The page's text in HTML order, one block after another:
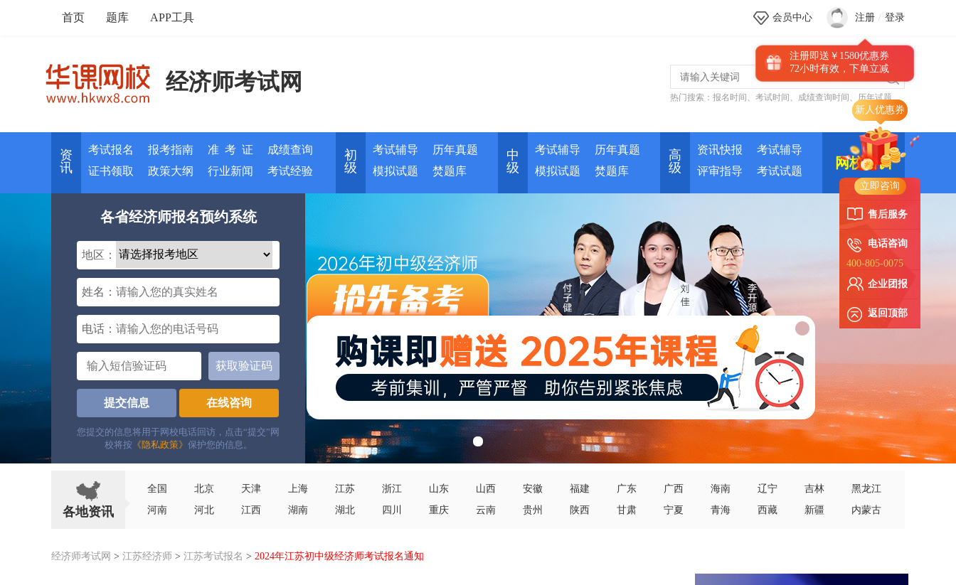
立即咨询
售后服务
电话咨询
400-805-0075
企业团报
返回顶部
首页 题库 APP工具 会员中心 注册 / 登录
注册即送￥1580优惠券
72小时有效，下单立减
经济师考试网
热门搜索： 报名时间 、 考试时间 、 成绩查询时间 、 历年试题
资
讯
考试报名 报考指南 准 考 证
成绩查询
证书领取
政策大纲 行业新闻 考试经验
初
级
考试辅导
历年真题
模拟试题
焚题库
中
级
考试辅导
历年真题
模拟试题
焚题库
高
级
资讯快报
考试辅导
评审指导
考试试题
网校培训
各省经济师报名预约系统
地区：
姓名：
电话：
获取验证码
提交信息 在线咨询
您提交的信息将用于网校电话回访，点击“提交”网
校将按 《隐私政策》 保护您的信息。
各地资讯
全国 北京 天津 上海 江苏 浙江 山东 山西 安徽 福建 广东 广西 海南 辽宁 吉林
黑龙江
河南
河北 江西 湖南 湖北 四川 重庆 云南 贵州 陕西 甘肃 宁夏 青海 西藏 新疆 内蒙古
经济师考试网 > 江苏经济师 > 江苏考试报名 > 2024年江苏初中级经济师考试报名通知